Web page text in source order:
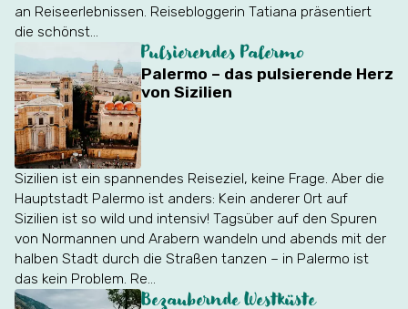
an Reiseerlebnissen. Reisebloggerin Tatiana präsentiert
die schönst...
Pulsierendes Palermo
Palermo – das pulsierende Herz
von Sizilien
Sizilien ist ein spannendes Reiseziel, keine Frage. Aber die
Hauptstadt Palermo ist anders: Kein anderer Ort auf
Sizilien ist so wild und intensiv! Tagsüber auf den Spuren
von Normannen und Arabern wandeln und abends mit der
halben Stadt durch die Straßen tanzen – in Palermo ist
das kein Problem. Re...
Bezaubernde Westküste